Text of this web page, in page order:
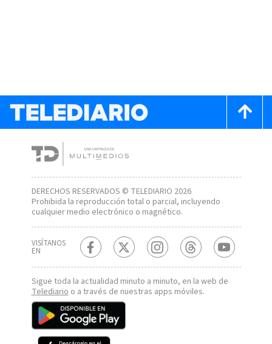
DERECHOS RESERVADOS © TELEDIARIO 2026
Prohibida la reproducción total o parcial, incluyendo
cualquier medio electrónico o magnético.
VISÍTANOS
EN
Sigue toda la actualidad minuto a minuto, en la web de
Telediarioo a través de nuestras apps móviles.